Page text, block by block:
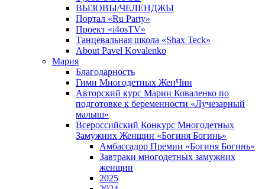
ВЫЗОВЫ/ЧЕЛЕНДЖЫ
Портал «Ru Party»
Проект «i4osTV»
Танцевальная школа «Shax Teck»
About Pavel Kovalenko
Мария
Благодарность
Гимн Многодетных ЖенЧин
Авторский курс Марии Коваленко по
подготовке к беременности «Лучезарный
малыш»
Всероссийский Конкурс Многодетных
Замужних Женщин «Богиня Богинь»
Амбассадор Премии «Богиня Богинь»
Завтраки многодетных замужних
женщин
2025